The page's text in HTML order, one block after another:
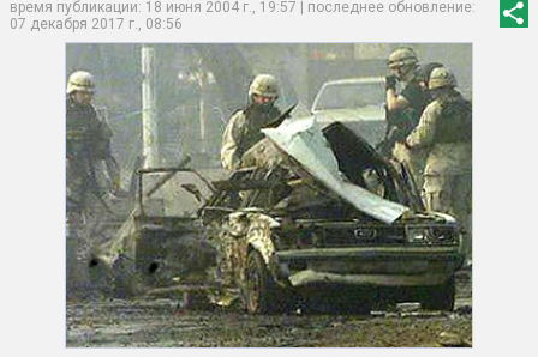
время публикации: 18 июня 2004 г., 19:57 | последнее обновление:
07 декабря 2017 г., 08:56